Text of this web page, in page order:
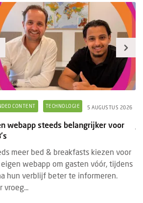
JORINE DE BRUIN 7 AUGUSTUS 2026
de Bruin: Wat Marilyn Monroe ons
nog kan leren over gastvrijheid
Monroe was veel meer dan een
icoon. Haar kracht zat niet
in haar uiterlijk, maar vooral in haar
positionering. Juist d...